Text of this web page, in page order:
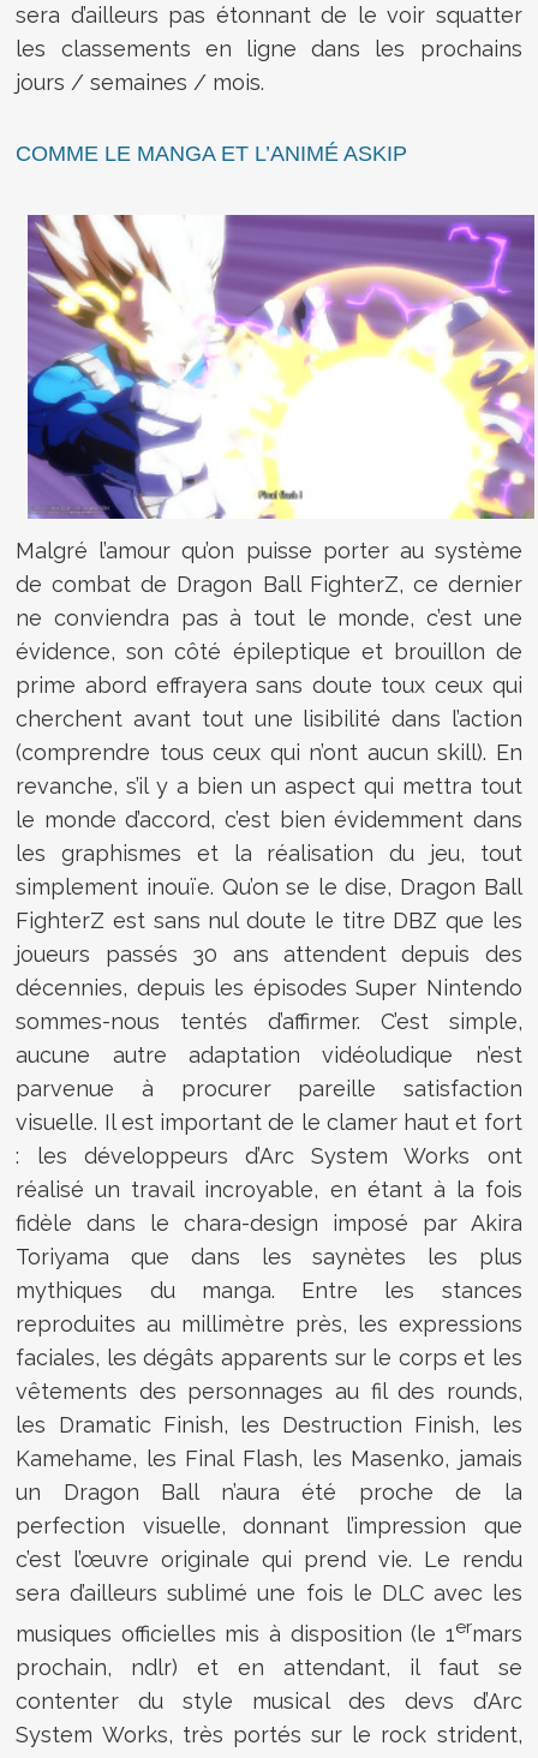
sera d’ailleurs pas étonnant de le voir squatter
les classements en ligne dans les prochains
jours / semaines / mois.
COMME LE MANGA ET L’ANIMÉ ASKIP
Malgré l’amour qu’on puisse porter au système
de combat de Dragon Ball FighterZ, ce dernier
ne conviendra pas à tout le monde, c’est une
évidence, son côté épileptique et brouillon de
prime abord effrayera sans doute toux ceux qui
cherchent avant tout une lisibilité dans l’action
(comprendre tous ceux qui n’ont aucun skill). En
revanche, s’il y a bien un aspect qui mettra tout
le monde d’accord, c’est bien évidemment dans
les graphismes et la réalisation du jeu, tout
simplement inouïe. Qu’on se le dise, Dragon Ball
FighterZ est sans nul doute le titre DBZ que les
joueurs passés 30 ans attendent depuis des
décennies, depuis les épisodes Super Nintendo
sommes-nous tentés d’affirmer. C’est simple,
aucune autre adaptation vidéoludique n’est
parvenue à procurer pareille satisfaction
visuelle. Il est important de le clamer haut et fort
: les développeurs d’Arc System Works ont
réalisé un travail incroyable, en étant à la fois
fidèle dans le chara-design imposé par Akira
Toriyama que dans les saynètes les plus
mythiques du manga. Entre les stances
reproduites au millimètre près, les expressions
faciales, les dégâts apparents sur le corps et les
vêtements des personnages au fil des rounds,
les Dramatic Finish, les Destruction Finish, les
Kamehame, les Final Flash, les Masenko, jamais
un Dragon Ball n’aura été proche de la
perfection visuelle, donnant l’impression que
c’est l’œuvre originale qui prend vie. Le rendu
sera d’ailleurs sublimé une fois le DLC avec les
musiques officielles mis à disposition (le 1ermars
prochain, ndlr) et en attendant, il faut se
contenter du style musical des devs d’Arc
System Works, très portés sur le rock strident,